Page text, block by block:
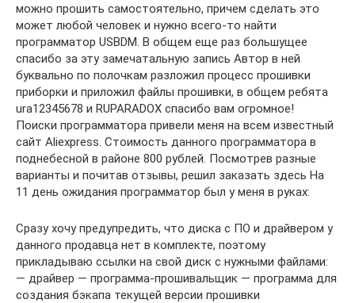
можно прошить самостоятельно, причем сделать это
может любой человек и нужно всего-то найти
программатор USBDM. В общем еще раз большущее
спасибо за эту замечатальную запись Автор в ней
буквально по полочкам разложил процесс прошивки
приборки и приложил файлы прошивки, в общем ребята
ura12345678 и RUPARADOX спасибо вам огромное!
Поиски программатора привели меня на всем известный
сайт Aliexpress. Стоимость данного программатора в
поднебесной в районе 800 рублей. Посмотрев разные
варианты и почитав отзывы, решил заказать здесь На
11 день ожидания программатор был у меня в руках:
Сразу хочу предупредить, что диска с ПО и драйвером у
данного продавца нет в комплекте, поэтому
прикладываю ссылки на свой диск с нужными файлами:
— драйвер — программа-прошивальщик — программа для
создания бэкапа текущей версии прошивки